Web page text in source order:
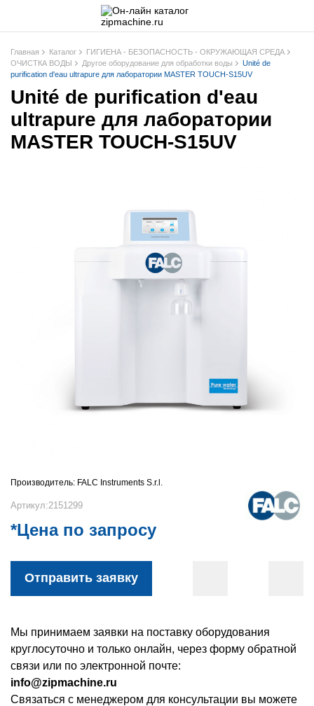
Главная Каталог
ГИГИЕНА - БЕЗОПАСНОСТЬ - ОКРУЖАЮЩАЯ СРЕДА
ОЧИСТКА ВОДЫ
Другое оборудование для обработки воды
Unité de
purification d'eau ultrapure для лаборатории MASTER TOUCH-S15UV
Unité de purification d'eau
ultrapure для лаборатории
MASTER TOUCH-S15UV
Производитель: FALC Instruments S.r.l.
Артикул:2151299
*Цена по запросу
Отправить заявку
Мы принимаем заявки на поставку оборудования
круглосуточно и только онлайн, через форму обратной
связи или по электронной почте:
info@zipmachine.ru
Связаться с менеджером для консультации вы можете